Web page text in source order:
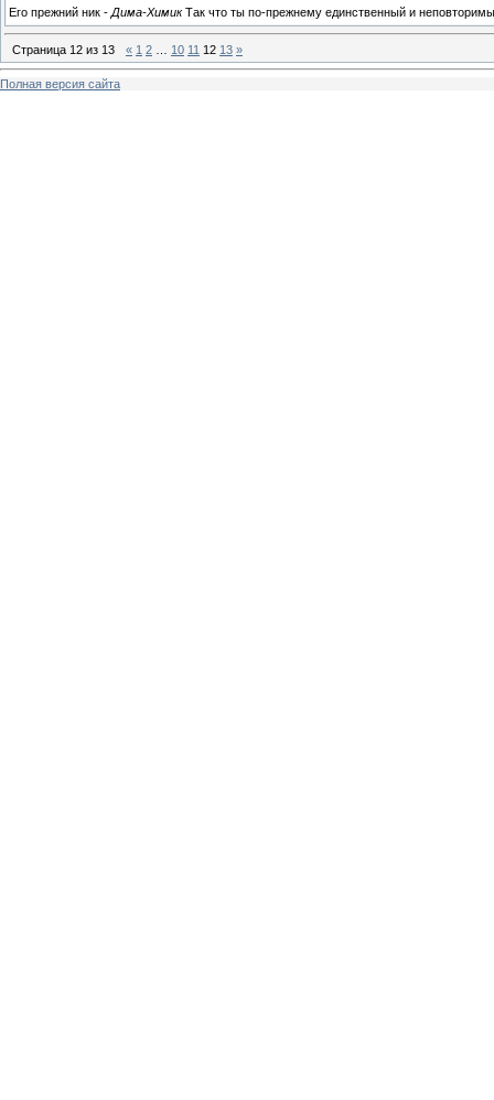
Его прежний ник - Дима-ХимикТак что ты по-прежнему единственный и
Страница 12 из 13 « 1 2 10 11 12 13 »
Полная версия сайта